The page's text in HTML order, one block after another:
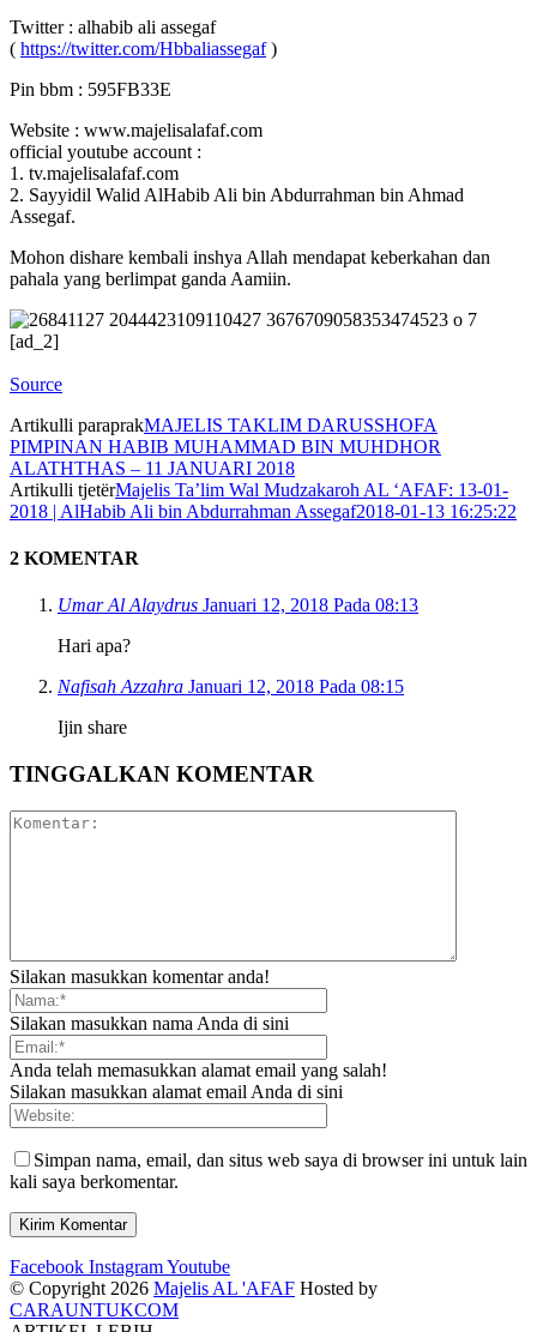
Twitter : alhabib ali assegaf
( https://twitter.com/Hbbaliassegaf)
Pin bbm : 595FB33E
Website : www.majelisalafaf.com
official youtube account :
1. tv.majelisalafaf.com
2. Sayyidil Walid AlHabib Ali bin Abdurrahman bin Ahmad
Assegaf.
Mohon dishare kembali inshya Allah mendapat keberkahan dan
pahala yang berlimpat ganda Aamiin.
[ad_2]
Source
Artikulli paraprakMAJELIS TAKLIM DARUSSHOFA
PIMPINAN HABIB MUHAMMAD BIN MUHDHOR
ALATHTHAS – 11 JANUARI 2018
Artikulli tjetërMajelis Ta’lim Wal Mudzakaroh AL ‘AFAF: 13-01-
2018 | AlHabib Ali bin Abdurrahman Assegaf2018-01-13 16:25:22
2 KOMENTAR
Umar Al Alaydrus Januari 12, 2018 Pada 08:13
Hari apa?
Nafisah Azzahra Januari 12, 2018 Pada 08:15
Ijin share
TINGGALKAN KOMENTAR
Silakan masukkan komentar anda!
Silakan masukkan nama Anda di sini
Anda telah memasukkan alamat email yang salah!
Silakan masukkan alamat email Anda di sini
Simpan nama, email, dan situs web saya di browser ini untuk lain
kali saya berkomentar.
Facebook InstagramYoutube
© Copyright 2026 Majelis AL 'AFAF Hosted by
CARAUNTUKCOM